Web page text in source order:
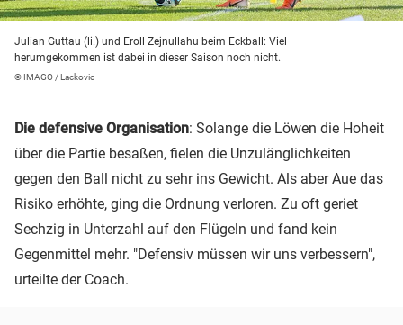
Julian Guttau (li.) und Eroll Zejnullahu beim Eckball: Viel
herumgekommen ist dabei in dieser Saison noch nicht.
© IMAGO / Lackovic
Die defensive Organisation: Solange die Löwen die Hoheit
über die Partie besaßen, fielen die Unzulänglichkeiten
gegen den Ball nicht zu sehr ins Gewicht. Als aber Aue das
Risiko erhöhte, ging die Ordnung verloren. Zu oft geriet
Sechzig in Unterzahl auf den Flügeln und fand kein
Gegenmittel mehr. "Defensiv müssen wir uns verbessern",
urteilte der Coach.